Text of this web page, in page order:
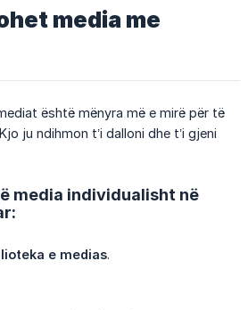
media me
është mënyra më e mirë për të
ju ndihmon t’i dalloni dhe t’i gjeni
media individualisht në
e medias.